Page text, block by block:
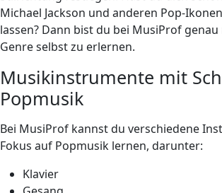
Michael Jackson und anderen Pop-
lassen? Dann bist du bei MusiProf
Genre selbst zu erlernen.
Musikinstrumente mit
Popmusik
Bei MusiProf kannst du verschiedene
Fokus auf Popmusik lernen, darunter:
Klavier